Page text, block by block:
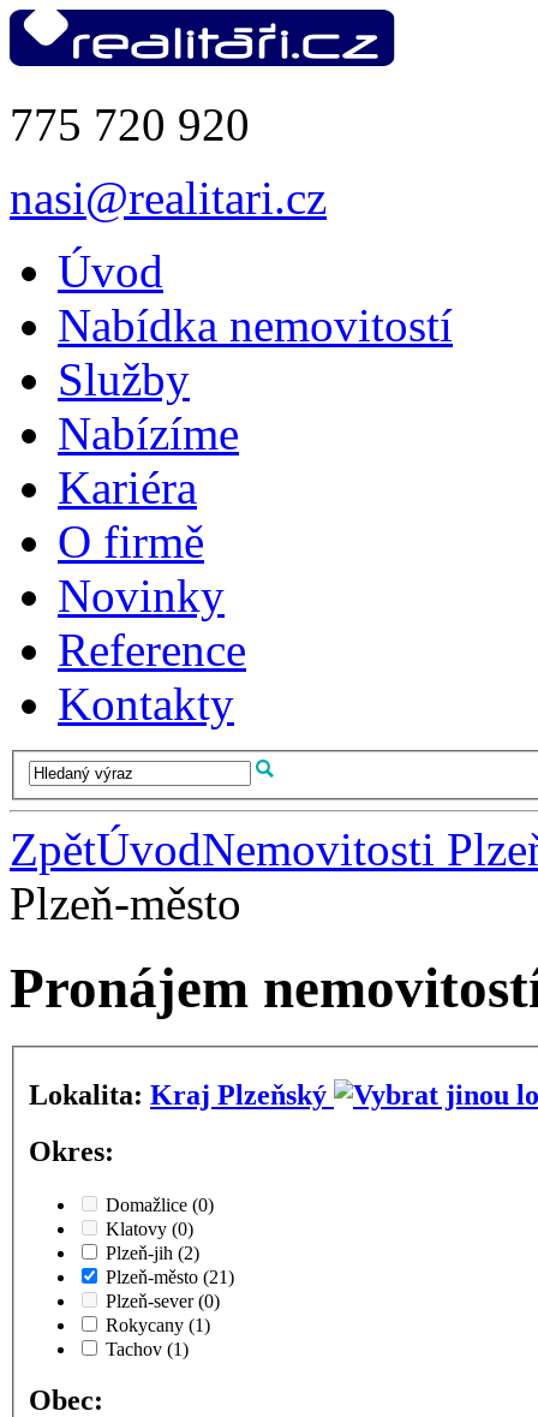
775 720 920
nasi@realitari.cz
Úvod
Nabídka nemovitostí
Služby
Nabízíme
Kariéra
O firmě
Novinky
Reference
Kontakty
ZpětÚvodNemovitosti
Plzeň-město
Pronájem
Lokalita:
Kraj Plzeňský
Okres:
Domažlice (0)
Klatovy (0)
Plzeň-jih (2)
Plzeň-město (21)
Plzeň-sever(0)
Rokycany (1)
Tachov (1)
Obec: